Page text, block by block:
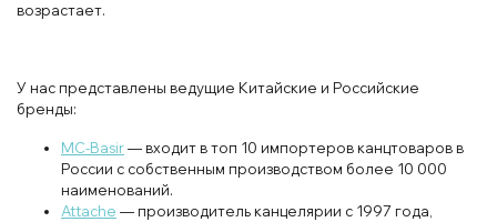
возрастает.
У нас представлены ведущие Китайские и Российские
бренды:
MC-Basir— входит в топ 10 импортеров канцтоваров в
России с собственным производством более 10 000
наименований.
Attache — производитель канцелярии с 1997 года,